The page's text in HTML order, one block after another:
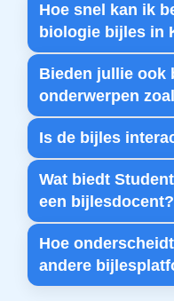
Hoe snel kan ik
biologie bijles in
Bieden jullie ook
onderwerpen
Is de bijles
Wat biedt
een bijlesdocent?
Hoe
andere